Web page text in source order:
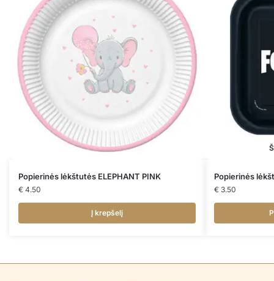
Popierinės lėkštutės ELEPHANT PINK
€ 4.50
Į krepšelį
Popierinės
€ 3.50